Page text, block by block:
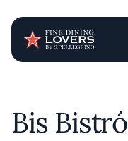
Bis Bistró